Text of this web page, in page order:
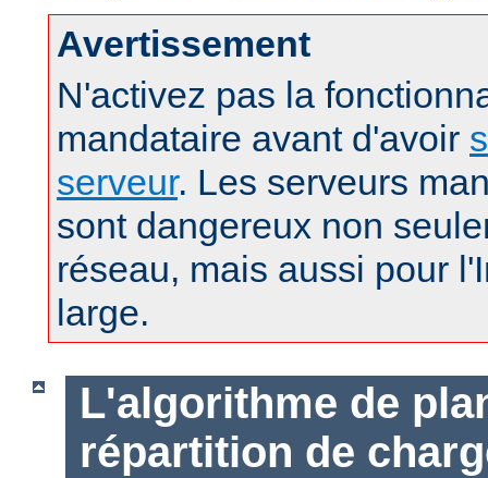
Avertissement
N'activez pas la
mandataire avant d'avoir
serveur. Les serveurs
sont dangereux non
réseau, mais aussi pour
large.
L'algorithme de
répartition de